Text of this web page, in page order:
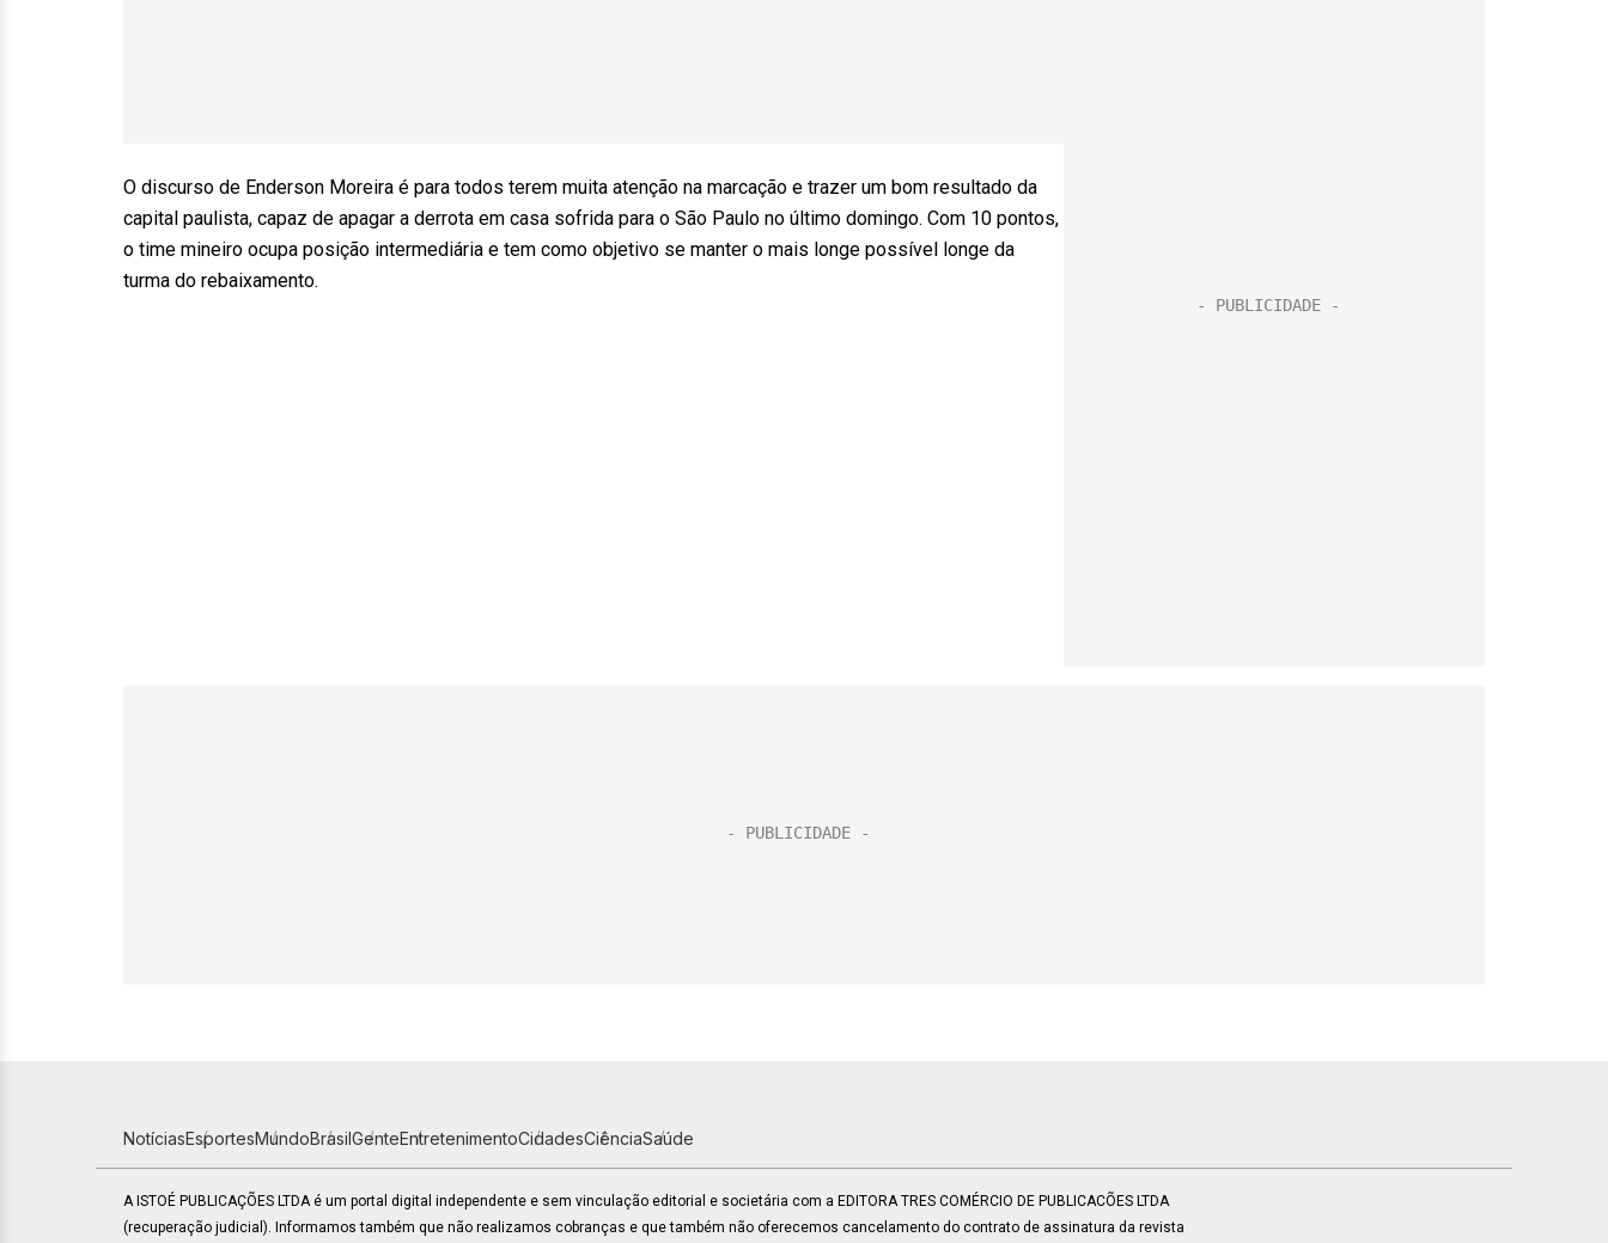
O discurso de Enderson Moreira é para todos terem muita atenção na marcação e trazer um bom resultado da
capital paulista, capaz de apagar a derrota em casa sofrida para o São Paulo no último domingo. Com 10 pontos,
o time mineiro ocupa posição intermediária e tem como objetivo se manter o mais longe possível longe da
turma do rebaixamento.
NotíciasEsportesMundoBrasilGenteEntretenimentoCidadesCiênciaSaúde
A ISTOÉ PUBLICAÇÕES LTDA é um portal digital independente e sem vinculação editorial e societária com a EDITORA TRES COMÉRCIO DE PUBLICACÕES LTDA
(recuperação judicial). Informamos também que não realizamos cobranças e que também não oferecemos cancelamento do contrato de assinatura da revista